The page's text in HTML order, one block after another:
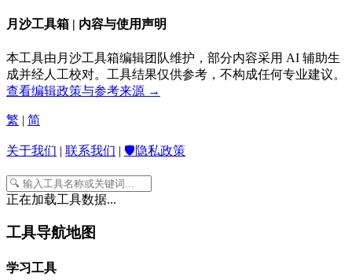
月沙工具箱 | 内容与使用声明
本工具由月沙工具箱编辑团队维护，部分内容采用 AI 辅助生
成并经人工校对。工具结果仅供参考，不构成任何专业建议。
查看编辑政策与参考来源 →
繁 | 简
关于我们 | 联系我们 | 🛡️隐私政策
正在加载工具数据...
工具导航地图
学习工具